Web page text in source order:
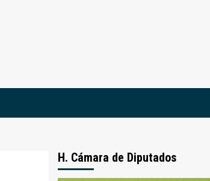
H. Cámara de Diputados